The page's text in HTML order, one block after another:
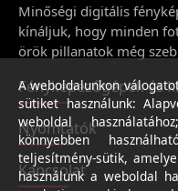
Minőségi digitális
kínáljuk, hogy minden
örök pillanatok még
Fényképezőgépek és
Nyomtatók
Kapcsolat
A weboldalunkon
sütiket használunk:
weboldal
könnyebben
teljesítmény-sütik,
használunk a weboldal